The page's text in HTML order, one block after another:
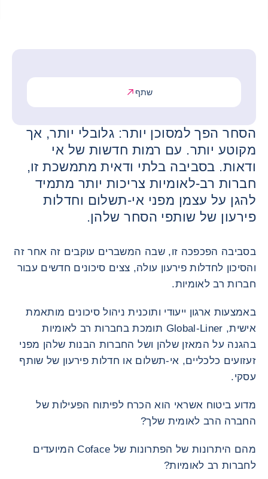
שתף
הסחר הפך למסוכן יותר: גלובלי יותר, אך
מקוטע יותר. עם רמות חדשות של אי
ודאות. בסביבה בלתי ודאית מתמשכת זו,
חברות רב-לאומיות צריכות יותר מתמיד
להגן על עצמן מפני אי-תשלום וחדלות
פירעון של שותפי הסחר שלהן.
בסביבה הפכפכה זו, שבה המשברים עוקבים זה אחר זה
והסיכון לחדלות פירעון עולה, צצים סיכונים חדשים עבור
חברות רב לאומיות.
באמצעות ארגון ייעודי ותוכנית ניהול סיכונים מותאמת
אישית, Global-Liner תומכת בחברות רב לאומיות
בהגנה על המאזן שלהן ושל החברות הבנות שלהן מפני
זעזועים כלכליים, אי-תשלום או חדלות פירעון של שותף
עסקי.
מדוע ביטוח אשראי הוא הכרח לפיתוח הפעילות של
החברה הרב לאומית שלך?
מהם היתרונות של הפתרונות של Coface המיועדים
לחברות רב לאומיות?